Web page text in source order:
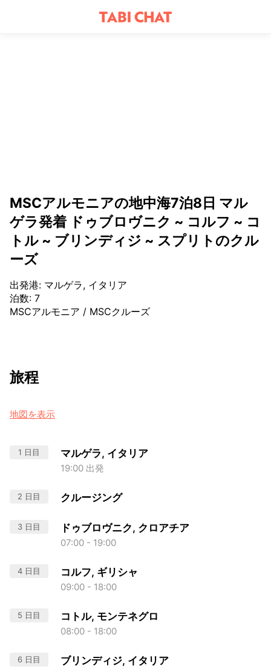
MSCアルモニアの地中海7泊8日 マル
ゲラ発着 ドゥブロヴニク ~ コルフ ~ コ
トル ~ ブリンディジ ~ スプリトのクル
ーズ
出発港: マルゲラ, イタリア
泊数: 7
MSCアルモニア / MSCクルーズ
旅程
地図を表示
1 日目 マルゲラ, イタリア
19:00 出発
2 日目 クルージング
3 日目 ドゥブロヴニク, クロアチア
07:00 - 19:00
4 日目 コルフ, ギリシャ
09:00 - 18:00
5 日目 コトル, モンテネグロ
08:00 - 18:00
6 日目 ブリンディジ, イタリア